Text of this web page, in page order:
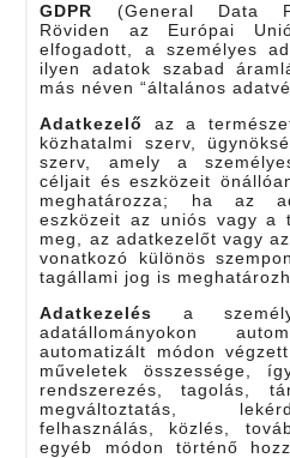
GDPR (General Data
Röviden az Európai
elfogadott, a személyes
ilyen adatok szabad
más néven “általános
Adatkezelő
az a
közhatalmi szerv,
szerv, amely a
céljait és eszközeit
meghatározza; ha az
eszközeit az uniós vagy a
meg, az adatkezelőt vagy
vonatkozó különös
tagállami jog is
Adatkezelés a
adatállományokon
automatizált módon
műveletek összessége,
rendszerezés, tagolás,
megváltoztatás,
felhasználás, közlés,
egyéb módon történő